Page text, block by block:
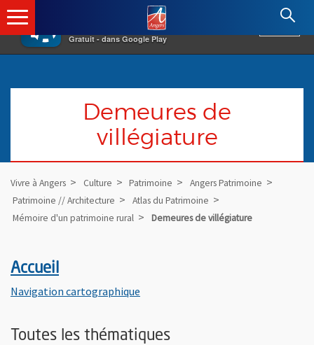
×
Gratuit - dans Google Play
Angers.fr : Retour à l'accueil
Demeures de
villégiature
Vivre à Angers Culture Patrimoine
Angers Patrimoine
Patrimoine // Architecture
Atlas du Patrimoine
Mémoire d'un patrimoine rural
Demeures de villégiature
Accueil
Navigation cartographique
Toutes les thématiques